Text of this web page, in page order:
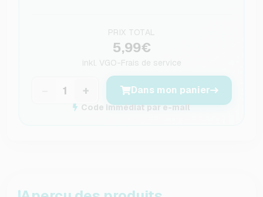
PRIX TOTAL
5,99€
inkl. VGO-Frais de service
+ Dans mon panier
Code immédiat par e-mail